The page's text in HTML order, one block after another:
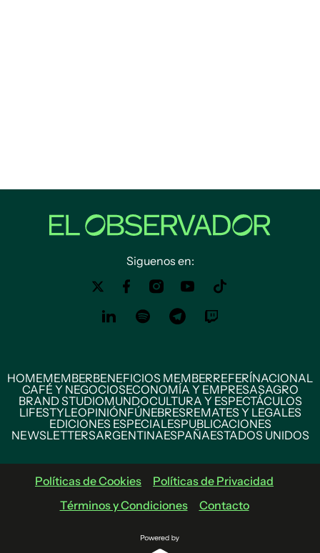
Siguenos en:
HOMEMEMBERBENEFICIOS MEMBERREFERÍNACIONAL
CAFÉ Y NEGOCIOSECONOMÍA Y EMPRESASAGRO
BRAND STUDIOMUNDOCULTURA Y ESPECTÁCULOS
LIFESTYLEOPINIÓNFÚNEBRESREMATES Y LEGALES
EDICIONES ESPECIALESPUBLICACIONES
NEWSLETTERSARGENTINAESPAÑAESTADOS UNIDOS
Políticas de Cookies
Políticas de Privacidad
Términos y Condiciones
Contacto